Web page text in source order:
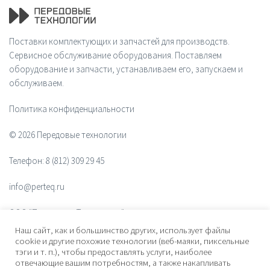
Поставки комплектующих и запчастей для производств.
Сервисное обслуживание оборудования. Поставляем
оборудование и запчасти, устанавливаем его, запускаем и
обслуживаем.
Политика конфиденциальности
© 2026 Передовые технологии
Телефон: 8 (812) 309 29 45
info@perteq.ru
ООО "Передовые Технологии"
ОГРН 1117847072628
Почтовый индекс 196006
Наш сайт, как и большинство других, использует файлы
cookie и другие похожие технологии (веб-маяки, пиксельные
тэги и т. п.), чтобы предоставлять услуги, наиболее
отвечающие вашим потребностям, а также накапливать